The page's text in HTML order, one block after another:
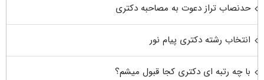
حدنصاب تراز دعوت به مصاحبه دکتری
انتخاب رشته دکتری پیام نور
با چه رتبه ای دکتری کجا قبول میشم؟